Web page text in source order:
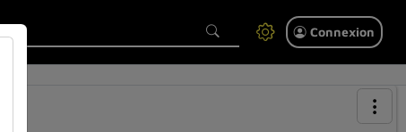
Connexion